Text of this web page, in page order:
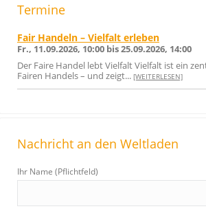
Termine
Fair Handeln – Vielfalt erleben
Fr., 11.09.2026, 10:00 bis 25.09.2026, 14:00
Der Faire Handel lebt Vielfalt Vielfalt ist ein
Fairen Handels – und zeigt... [WEITERLESEN]
Nachricht an den Weltladen
Ihr Name (Pflichtfeld)